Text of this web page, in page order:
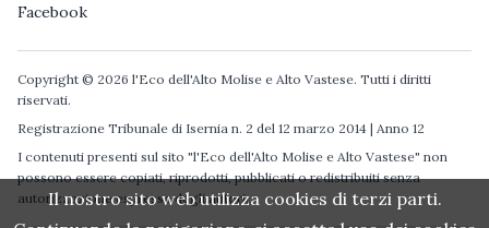
Facebook
Copyright © 2026 l'Eco dell'Alto Molise e Alto Vastese. Tutti i diritti
riservati.
Registrazione Tribunale di Isernia n. 2 del 12 marzo 2014 | Anno 12
I contenuti presenti sul sito "l'Eco dell'Alto Molise e Alto Vastese" non
possono essere copiati, riprodotti, pubblicati o redistribuiti senza
autorizzazione espressa degli autori.
Il nostro sito web utilizza cookies di terzi parti.